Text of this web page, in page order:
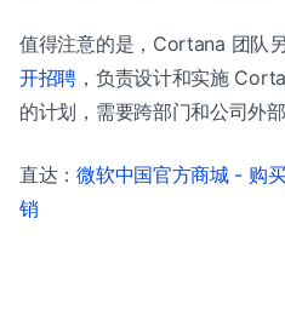
值得注意的是，Cortana 团队
开招聘 ，负责设计和实施
的计划，需要跨部门和公司外部
直达：微软中国官方商城 - 购
销